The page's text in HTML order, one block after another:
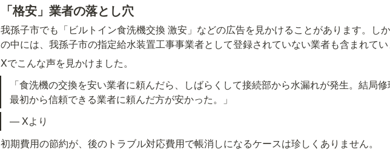
「格安」業者の落とし穴
我孫子市でも「ビルトイン食洗機交換 激安」などの広告を見かけることがあります。し
の中には、我孫子市の指定給水装置工事事業者として登録されていない業者も含まれてい
Xでこんな声を見かけました。
「食洗機の交換を安い業者に頼んだら、しばらくして接続部から水漏れが発生。結局
最初から信頼できる業者に頼んだ方が安かった。」
— Xより
初期費用の節約が、後のトラブル対応費用で帳消しになるケースは珍しくありません。